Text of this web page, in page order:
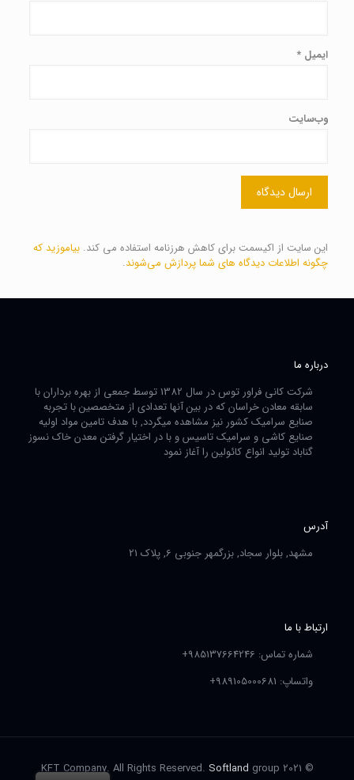
ایمیل *
وب‌سایت
این سایت از اکیسمت برای کاهش هرزنامه استفاده می کند. بیاموزید که
چگونه اطلاعات دیدگاه های شما پردازش می‌شوند.
درباره ما
شرکت کانی فراور توس در سال 1382 توسط جمعی از بهره برداران با
سابقه معادن خراسان که در بین آنها تعدادی از متخصصین با تجربه
صنایع سرامیک کشور نیز مشاهده میگردد, با هدف تامین مواد اولیه
صنایع کاشی و سرامیک تاسیس و با در اختیار گرفتن معدن خاک نسوز
گناباد تولید انواع کائولین را آغاز نمود
آدرس
مشهد, بلوار سجاد, بزرگمهر جنوبی 6, پلاک 21
ارتباط با ما
شماره تماس: 985137664246+
واتساپ: 989105000681+
© 2021 KFT Company. All Rights Reserved.
Softland group